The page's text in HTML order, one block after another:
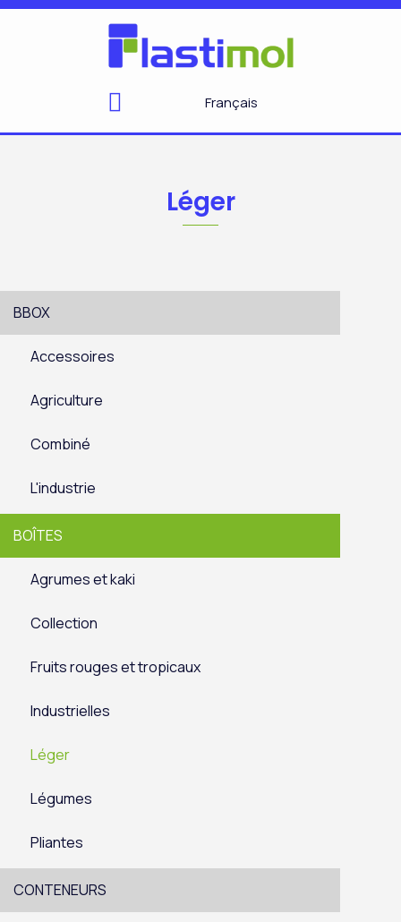
Aller
Français
Léger
BBOX
Accessoires
Agriculture
Combiné
L'industrie
BOÎTES
Agrumes et kaki
Collection
Fruits rouges et tropicaux
Industrielles
Léger
Légumes
Pliantes
CONTENEURS